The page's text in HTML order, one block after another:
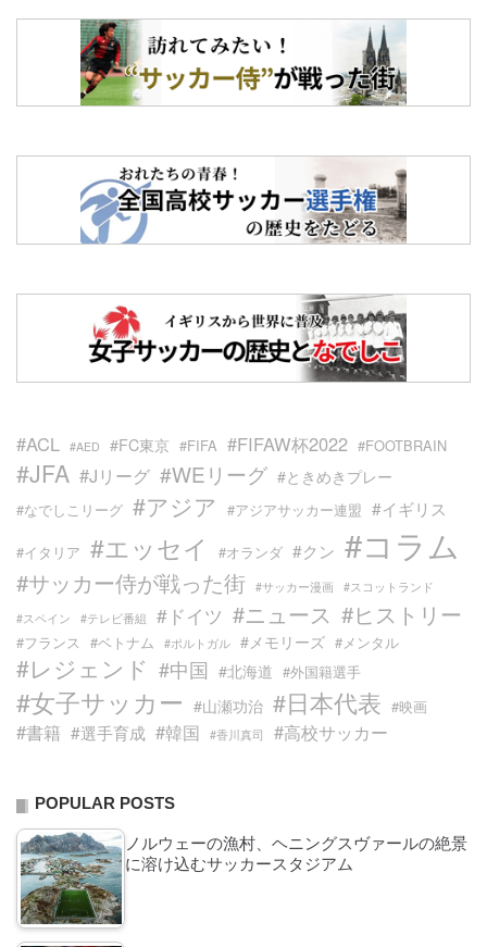
#ACL #AED #FC東京 #FIFA #FIFAW杯2022 #FOOTBRAIN
#JFA #Jリーグ #WEリーグ #ときめきプレー
#なでしこリーグ #アジア #アジアサッカー連盟 #イギリス
#イタリア #エッセイ #オランダ #クン #コラム
#サッカー侍が戦った街 #サッカー漫画
#スコットランド
#スペイン
#テレビ番組 #ドイツ #ニュース #ヒストリー
#フランス #ベトナム #ポルトガル #メモリーズ #メンタル
#レジェンド #中国 #北海道 #外国籍選手
#女子サッカー #山瀬功治 #日本代表 #映画
#書籍 #選手育成 #韓国 #香川真司 #高校サッカー
POPULAR POSTS
ノルウェーの漁村、ヘニングスヴァールの絶景
に溶け込むサッカースタジアム